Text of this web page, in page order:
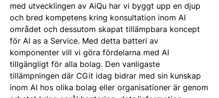
med utvecklingen av AiQu har vi byggt upp en djup
och bred kompetens kring konsultation inom AI
området och dessutom skapat tillämpbara koncept
för AI as a Service. Med detta batteri av
komponenter vill vi göra fördelarna med AI
tillgängligt för alla bolag. Den vanligaste
tillämpningen där CGit idag bidrar med sin kunskap
inom AI hos olika bolag eller organisationer är genom